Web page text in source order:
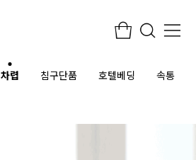
차렵 침구단품 호텔베딩 속통